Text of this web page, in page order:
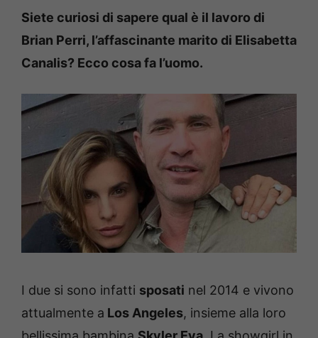
Siete curiosi di sapere qual è il lavoro di
Brian Perri, l’affascinante marito di Elisabetta
Canalis? Ecco cosa fa l’uomo.
I due si sono infatti sposati nel 2014 e vivono
attualmente a Los Angeles, insieme alla loro